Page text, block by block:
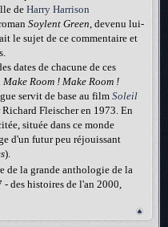
de Harry Harrison
Soylent Green , devenu lui-
le sujet de ce commentaire et
dates de chacune de ces
Make Room ! Make Room !
servit de base au filmSoleil
Fleischer en 1973. En
située dans ce monde
d'un futur peu réjouissant
).
de la grande anthologie de la
des histoires de l'an 2000,